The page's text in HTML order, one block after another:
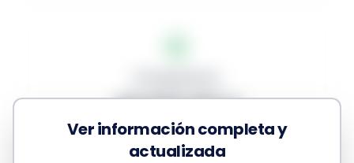
46.928.481 €
Adjudicado: 0 €
Contratos menores: 0 €
Ver información completa y
actualizada